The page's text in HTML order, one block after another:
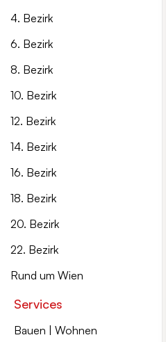
4. Bezirk
6. Bezirk
8. Bezirk
10. Bezirk
12. Bezirk
14. Bezirk
16. Bezirk
18. Bezirk
20. Bezirk
22. Bezirk
Rund um Wien
Services
Bauen | Wohnen